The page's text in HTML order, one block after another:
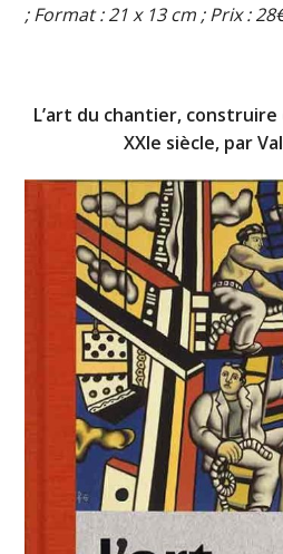
; Format : 21 x 13 cm ; Prix :
L’art du chantier,
XXIe siècle, par